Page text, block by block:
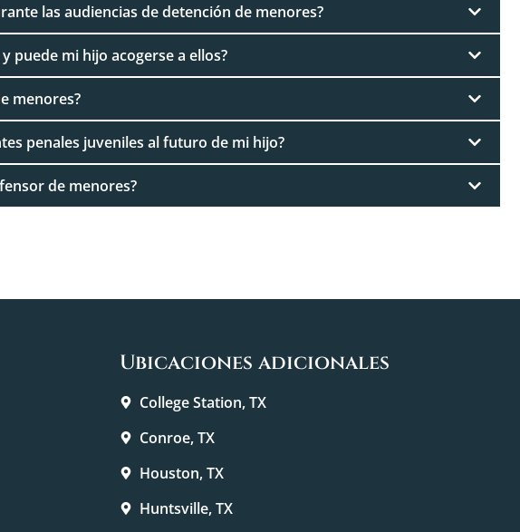
las audiencias de detención de menores?
puede mi hijo acogerse a ellos?
menores?
penales juveniles al futuro de mi hijo?
de menores?
Ubicaciones adicionales
College Station, TX
Conroe, TX
Houston, TX
Huntsville, TX